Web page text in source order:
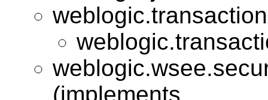
(implements